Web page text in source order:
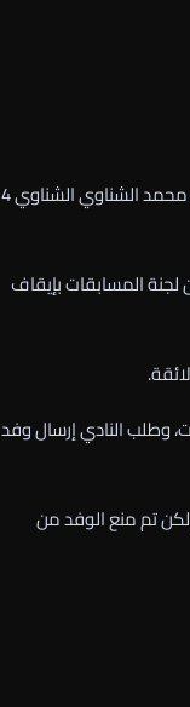
قررت لجنة المسابقات إيقاف وليد صلاح الدين مدير الكرة مباراة واحدة مع غرامة مالية قدرها خمسة آلاف جنيه (وإيقاف محمد الشناوي الشناوي 4
لجنة المسابقات بإيقاف
وطلب النادي إرسال وفد
تم منع الوفد من